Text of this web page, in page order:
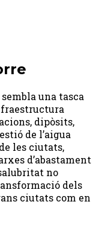
una tasca
dipòsits,
de l’aigua
les ciutats,
d’abastament
no
dels
ciutats com en